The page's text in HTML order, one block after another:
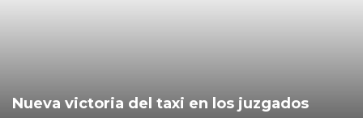
Nueva victoria del taxi en los juzgados